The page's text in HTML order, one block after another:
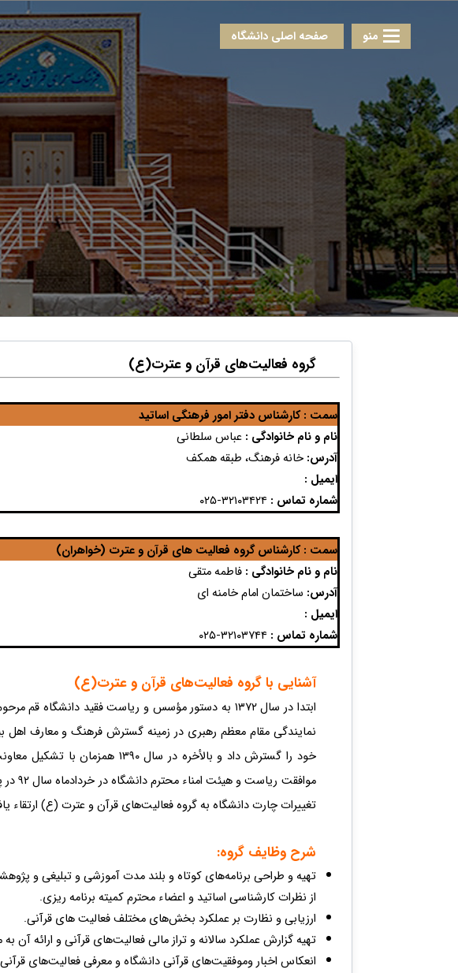
منو صفحه اصلی دانشگاه
گروه فعالیت‌های قرآن و عترت(ع)
سمت :کارشناس دفتر امور فرهنگی اساتید
نام و نام خانوادگی : عباس سلطانی
آدرس​: خانه فرهنگ، طبقه همکف
ایمیل :
شماره تماس :
سمت :کارشناس گروه فعالیت های قرآن و عترت (خواهران)
نام و نام خانوادگی : فاطمه متقی
آدرس​: ساختمان امام خامنه ای
ایمیل :
شماره تماس :
آشنایی با گروه فعالیت‌های قرآن و عترت‌(ع)
نمایندگی مقام معظم رهبری در زمینه گسترش فرهنگ و معارف اهل
خود را گسترش داد و بالأخره
تغییرات چارت دانشگاه به گروه فعالیت‌های قرآن و عترت (ع) ارتقاء
شرح وظایف گروه:
تهیه و طراحی برنامه‌های کوتاه و بلند مدت آموزشی و تبلیغی و
از نظرات کارشناسی اساتید و اعضاء محترم کمیته برنامه ریزی.
ارزیابی و نظارت بر عملکرد بخش‌های مختلف فعالیت های قرآنی.
تهیه گزارش عملکرد سالانه و تراز مالی فعالیت‌های قرآنی و ارائه آن
انعکاس اخبار وموفقیت‌های قرآنی دانشگاه و معرفی فعالیت‌های